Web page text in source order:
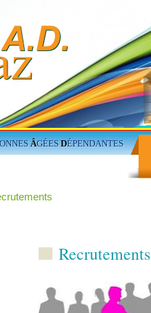
ÂGÉESDÉPENDANTES
Recrutements